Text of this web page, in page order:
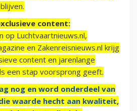
content:
op Luchtvaartnieuws.nl,
en Zakenreisnieuws.nl krijg
content en jarenlange
een stap voorsprong geeft.
nog en word onderdeel van
waarde hecht aan kwaliteit,